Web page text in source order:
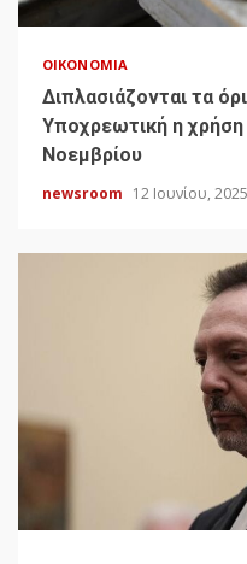
ΟΙΚΟΝΟΜΊΑ
Διπλασιάζονται τα
Υποχρεωτική η
Νοεμβρίου
newsroom 12 Ιουνίου,